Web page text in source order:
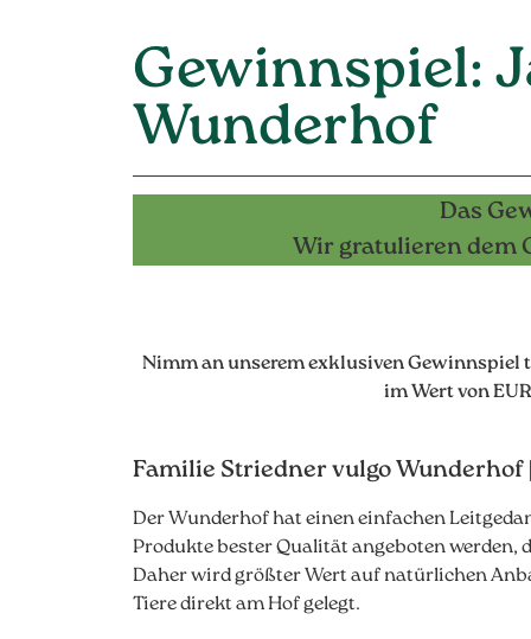
Gewinnspiel:
Wunderhof
Das
Wir gratulieren dem
Nimm an unserem exklusiven Gewinnspiel
im Wert von
Familie Striedner vulgo Wunderhof
Der Wunderhof hat einen einfachen
Produkte bester Qualität angeboten werden,
Daher wird größter Wert auf natürlichen
Tiere direkt am Hof gelegt.